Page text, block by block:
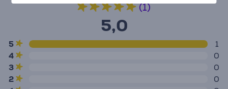
(1)
5,0
5
1
4
0
3
0
2
0